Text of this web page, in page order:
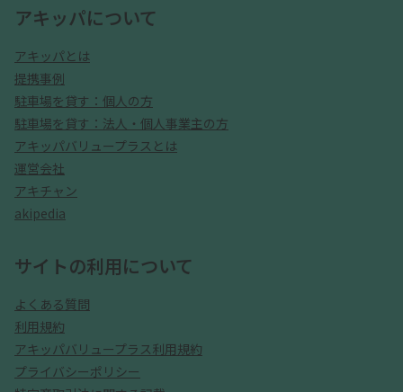
アキッパについて
アキッパとは
提携事例
駐車場を貸す：個人の方
駐車場を貸す：法人・個人事業主の方
アキッパバリュープラスとは
運営会社
アキチャン
akipedia
サイトの利用について
よくある質問
利用規約
アキッパバリュープラス利用規約
プライバシーポリシー